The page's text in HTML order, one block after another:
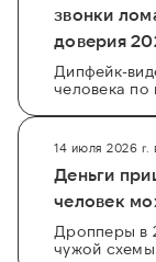
звонки
доверия
Дипфейк-
человека по
14 июля 2026 г.
Деньги
человек
Дропперы в
чужой схемы